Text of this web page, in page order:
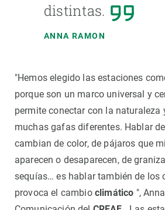
distintas.
ANNA RAMON
"Hemos elegido las estaciones
porque son un marco universal y
permite conectar con la naturaleza
muchas gafas diferentes. Hablar
cambian de color, de pájaros que
aparecen o desaparecen, de
sequías… es hablar también de los
provoca el cambio climático ",